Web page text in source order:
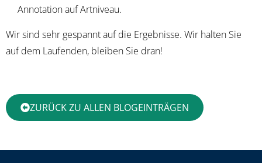
Annotation auf Artniveau.
Wir sind sehr gespannt auf die Ergebnisse. Wir halten Sie
auf dem Laufenden, bleiben Sie dran!
ZURÜCK ZU ALLEN BLOGEINTRÄGEN